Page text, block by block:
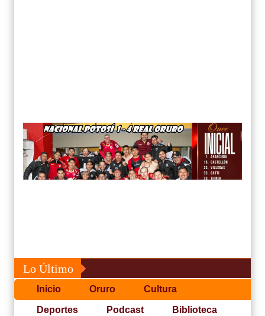
Lo Último
Inicio Oruro Cultura
Deportes Podcast Biblioteca